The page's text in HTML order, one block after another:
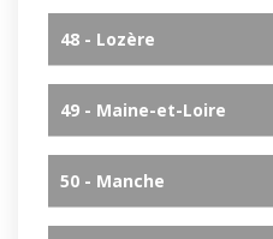
48 - Lozère
49 - Maine-et-Loire
50 - Manche